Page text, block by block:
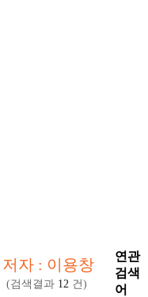
저자 : 이용창
(검색결과 12 건)
연관
검색
어